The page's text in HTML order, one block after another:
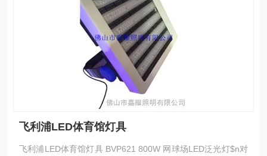
飞利浦LED体育馆灯具
飞利浦LED体育馆灯具 BVP621 800W 网球场LED泛光灯$n对